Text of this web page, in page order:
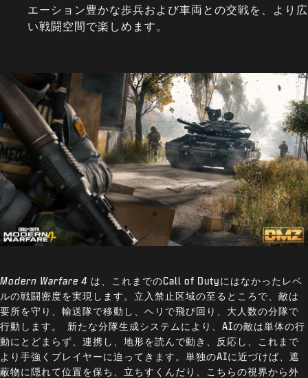
エーション豊かな歩兵および車両との交戦を、より広
い戦闘空間で楽しめます。
Modern Warfare 4 は、これまでのCall of Dutyにはなかったレベ
ルの戦闘密度を実現します。立入禁止区域の至るところで、敵は
要所を守り、輸送隊で移動し、ヘリで飛び回り、大人数の分隊で
行動します。 新たな分隊生成システムにより、AIの敵は単体の行
動にとどまらず、連携し、地形を読んで動き、反応し、これまで
より手強くプレイヤーに迫ってきます。単独のAIに近づけば、遮
蔽物に隠れて位置を保ち、立ちすくんだり、こちらの視界から外